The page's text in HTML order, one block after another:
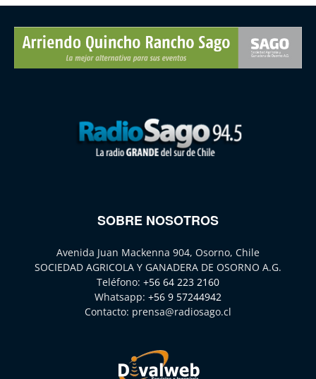
SOBRE NOSOTROS
Avenida Juan Mackenna 904, Osorno, Chile
SOCIEDAD AGRICOLA Y GANADERA DE OSORNO A.G.
Teléfono: +56 64 223 2160
Whatsapp: +56 9 57244942
Contacto: prensa@radiosago.cl